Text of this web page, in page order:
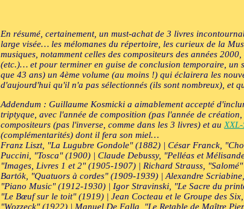
En résumé, certainement, un must-achat de 3 livres
large visée… les mélomanes du répertoire, les curieux de la
musiques, notamment celles des compositeurs des années
(etc.)… et pour terminer en guise de conclusion temporaire,
que 43 ans) un 4ème volume (au moins !) qui éclairera les
d'aujourd'hui qu'il n'a pas sélectionnés (ils sont nombreux), et
Addendum : Guillaume Kosmicki a aimablement accepté
triptyque, avec l'année de composition (pas l'année de
compositeurs (pas l'inverse, comme dans les 3 livres) et au
(complémentarités) dont il fera son miel…
Franz Liszt, "La Lugubre Gondole" (1882) | César Franck,
Puccini, "Tosca" (1900) | Claude Debussy, "Pelléas et
"Images, Livres 1 et 2" (1905-1907) | Richard Strauss,
Bartók, "Quatuors à cordes" (1909-1939) | Alexandre
"Piano Music" (1912-1930) | Igor Stravinski, "Le Sacre du
"Le Bœuf sur le toit" (1919) | Jean Cocteau et le Groupe des
"Wozzeck" (1922) | Manuel De Falla, "Le Retable de Maître